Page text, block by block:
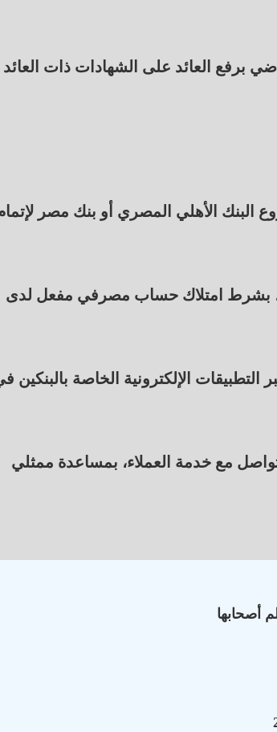
برفع العائد على الشهادات ذات العائد
البنك الأهلي المصري أو بنك مصر
بشرط امتلاك حساب مصرفي مفعل لدى
الإلكترونية الخاصة بالبنكين
مع خدمة العملاء، بمساعدة ممثلي
أصحابها